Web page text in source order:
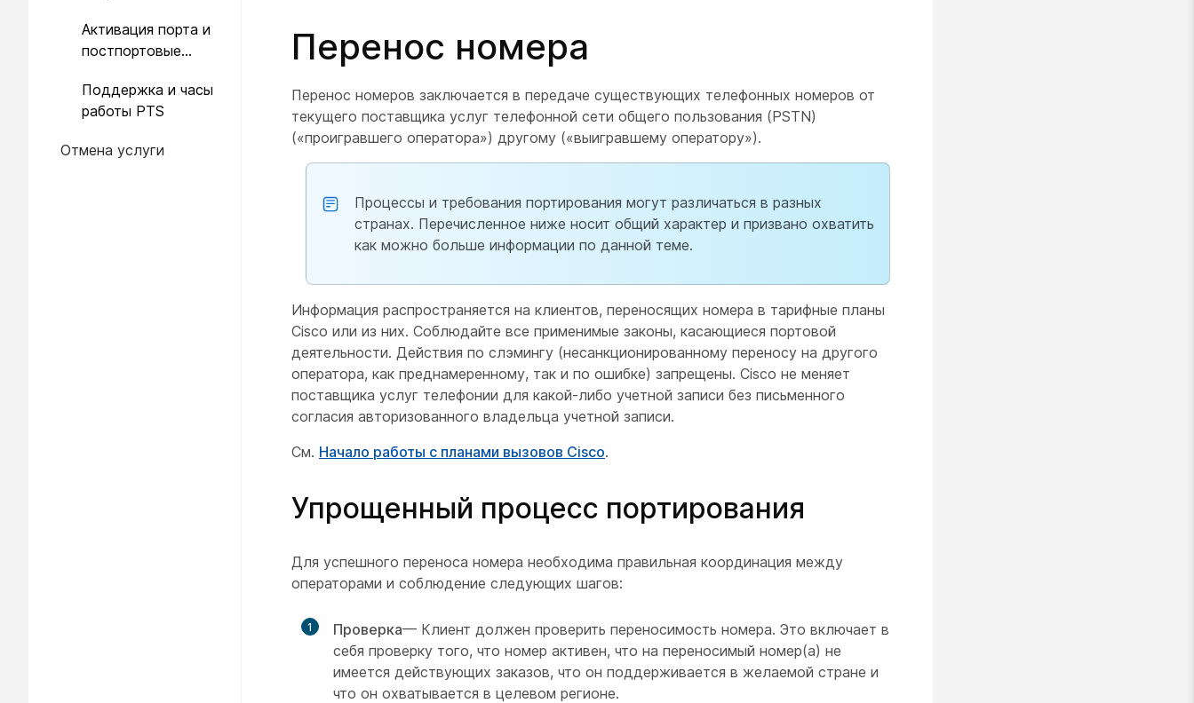
Активация порта и
постпортовые
Поддержка и часы
работы PTS
Отмена услуги
Перенос номера
Перенос номеров заключается в передаче существующих телефонных номеров от
текущего поставщика услуг телефонной сети общего пользования (PSTN)
(«проигравшего оператора») другому («выигравшему оператору»).
Процессы и требования портирования могут различаться в разных
странах. Перечисленное ниже носит общий характер и призвано охватить
как можно больше информации по данной теме.
Информация распространяется на клиентов, переносящих номера в тарифные планы
Cisco или из них. Соблюдайте все применимые законы, касающиеся портовой
деятельности. Действия по слэмингу (несанкционированному переносу на другого
оператора, как преднамеренному, так и по ошибке) запрещены. Cisco не меняет
поставщика услуг телефонии для какой-либо учетной записи без письменного
согласия авторизованного владельца учетной записи.
См. Начало работы с планами вызовов Cisco.
Упрощенный процесс портирования
Для успешного переноса номера необходима правильная координация между
операторами и соблюдение следующих шагов:
1 Проверка— Клиент должен проверить переносимость номера. Это включает в
себя проверку того, что номер активен, что на переносимый номер(а) не
имеется действующих заказов, что он поддерживается в желаемой стране и
что он охватывается в целевом регионе.